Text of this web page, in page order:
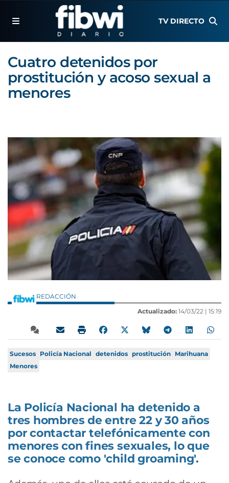
TV DIRECTO
Cuatro detenidos por
prostitución y acoso sexual a
menores
REDACCIÓN
Actualizado: 14/03/22 | 15:19
Sucesos Policía Nacional detenidos prostitución Marihuana
Menores
La Policía Nacional ha detenido a
tres hombres de entre 22 y 30 años
por contactar telefónicamente con
menores con fines sexuales, lo que
se conoce como 'child groaming'.